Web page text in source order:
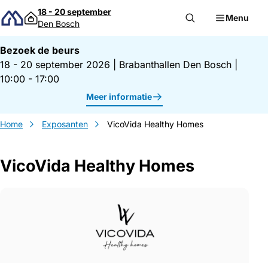
Direct naar inhoud
18 - 20 september
Den Bosch
Menu
Bezoek de beurs
18 - 20 september 2026
Brabanthallen Den Bosch
10:00 - 17:00
Meer informatie
Home Exposanten VicoVida Healthy Homes
VicoVida Healthy Homes